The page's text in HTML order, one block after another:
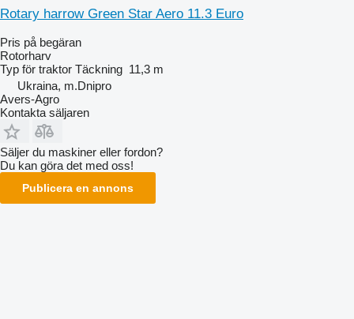
Rotary harrow Green Star Aero 11.3 Euro
Pris på begäran
Rotorharv
Typ för traktor Täckning 11,3 m
Ukraina, m.Dnipro
Avers-Agro
Kontakta säljaren
Säljer du maskiner eller fordon?
Du kan göra det med oss!
Publicera en annons